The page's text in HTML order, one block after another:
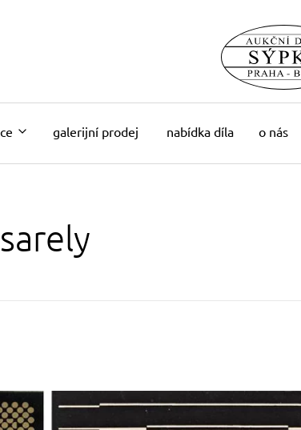
galerijní prodej nabídka díla o nás